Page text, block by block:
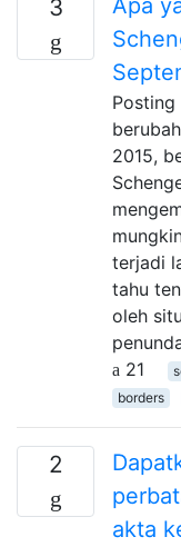
3
2015,
terjadi
tahu
oleh
21
borders
2
akta